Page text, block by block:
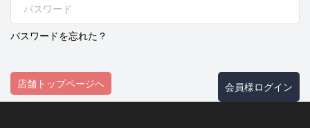
パスワードを忘れた？
店舗トップページへ 会員様ログイン